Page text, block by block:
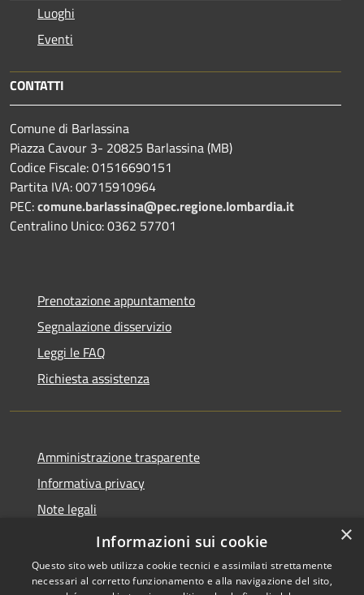
Luoghi
Eventi
CONTATTI
Comune di Barlassina
Piazza Cavour 3- 20825 Barlassina (MB)
Codice Fiscale: 01516690151
Partita IVA: 00715910964
PEC:comune.barlassina@pec.regione.lombardia.it
Centralino Unico: 0362 57701
Prenotazione appuntamento
Segnalazione disservizio
Leggi le FAQ
Richiesta assistenza
Amministrazione trasparente
Informativa privacy
Note legali
Dichiarazione di accessibilità
×
Informazioni sui cookie
Questo sito web utilizza cookie tecnici e assimilati strettamente
necessari al corretto funzionamento e alla navigazione del sito,